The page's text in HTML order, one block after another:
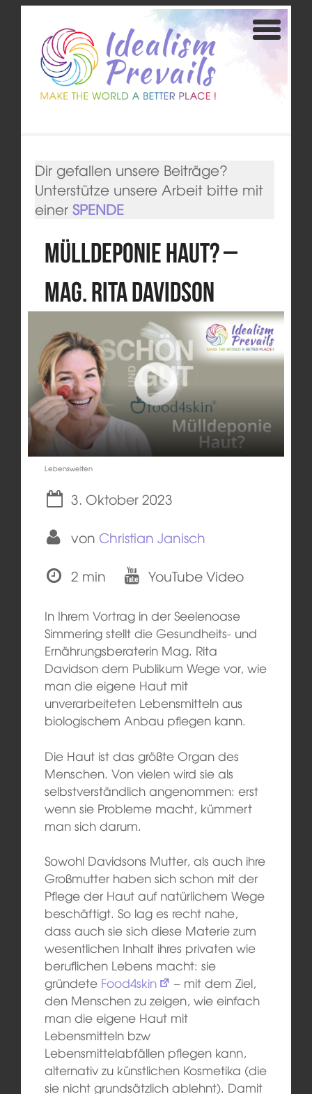
Dir gefallen unsere Beiträge?
Unterstütze unsere Arbeit bitte mit
einer SPENDE
Mülldeponie Haut? –
Mag. Rita Davidson
Lebenswelten
3. Oktober 2023
von Christian Janisch
2 min
YouTube Video
In Ihrem Vortrag in der Seelenoase
Simmering stellt die Gesundheits- und
Ernährungsberaterin Mag. Rita
Davidson dem Publikum Wege vor, wie
man die eigene Haut mit
unverarbeiteten Lebensmitteln aus
biologischem Anbau pflegen kann.
Die Haut ist das größte Organ des
Menschen. Von vielen wird sie als
selbstverständlich angenommen: erst
wenn sie Probleme macht, kümmert
man sich darum.
Sowohl Davidsons Mutter, als auch ihre
Großmutter haben sich schon mit der
Pflege der Haut auf natürlichem Wege
beschäftigt. So lag es recht nahe,
dass auch sie sich diese Materie zum
wesentlichen Inhalt ihres privaten wie
beruflichen Lebens macht: sie
gründete Food4skin
– mit dem Ziel,
den Menschen zu zeigen, wie einfach
man die eigene Haut mit
Lebensmitteln bzw
Lebensmittelabfällen pflegen kann,
alternativ zu künstlichen Kosmetika (die
sie nicht grundsätzlich ablehnt). Damit